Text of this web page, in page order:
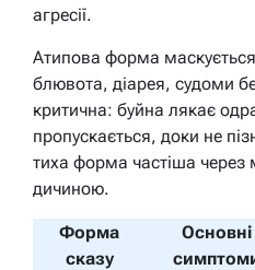
агресії.
Атипова форма маскується
блювота, діарея, судоми
критична: буйна лякає
пропускається, доки не
тиха форма частіша через
дичиною.
Форма
сказу
Основні